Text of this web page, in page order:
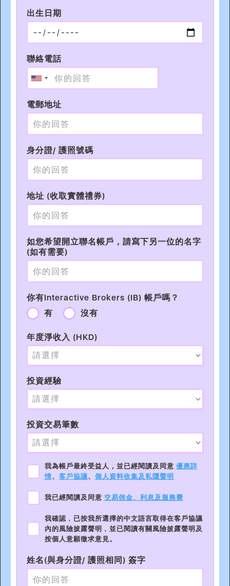
出生日期
聯絡電話
電郵地址
身分證/ 護照號碼
地址 (收取實體禮券)
如您希望開立聯名帳戶，請寫下另一位的名字
(如有需要)
你有Interactive Brokers (IB) 帳戶嗎？
有
沒有
年度淨收入 (HKD)
投資經驗
投資交易筆數
我為帳戶最終受益人，並已經閱讀及同意 優惠詳
情、 客戶協議、 個人資料收集及私隱聲明
我已經閱讀及同意 交易佣金、利息及服務費
我確認﹐已按我所選擇的中文語言取得在客戶協議
內的風險披露聲明﹐並已閱讀有關風險披露聲明及
按個人意願徵求意見。
姓名(與身分證/ 護照相同) 簽字